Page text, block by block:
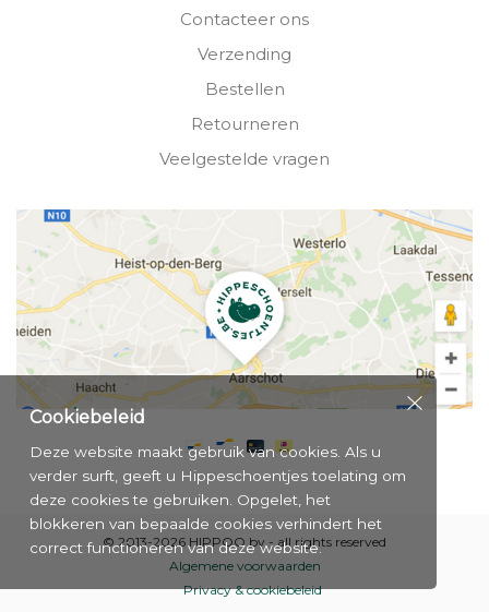
Contacteer ons
Verzending
Bestellen
Retourneren
Veelgestelde vragen
© 2013-2026 HIPPOO bv - all rights reserved
Algemene voorwaarden
Privacy & cookiebeleid
Cookiebeleid
Deze website maakt gebruik van cookies. Als u
verder surft, geeft u Hippeschoentjes toelating om
deze cookies te gebruiken. Opgelet, het
blokkeren van bepaalde cookies verhindert het
correct functioneren van deze website.